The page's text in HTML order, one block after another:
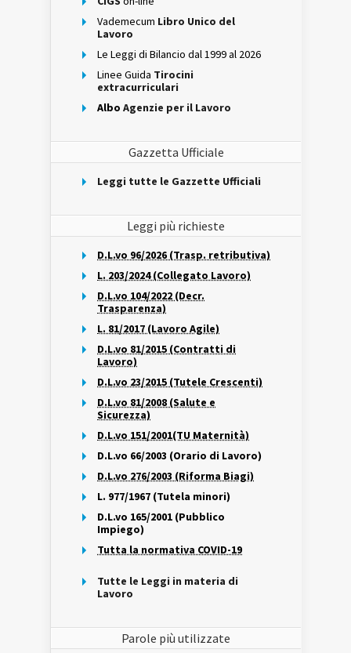
Vademecum Libro Unico del
Lavoro
Le Leggi di Bilancio dal 1999 al 2026
Linee Guida Tirocini
extracurriculari
Albo Agenzie per il Lavoro
Gazzetta Ufficiale
Leggi tutte le Gazzette Ufficiali
Leggi più richieste
D.L.vo 96/2026 (Trasp. retributiva)
L. 203/2024 (Collegato Lavoro)
D.L.vo 104/2022 (Decr.
Trasparenza)
L. 81/2017 (Lavoro Agile)
D.L.vo 81/2015 (Contratti di
Lavoro)
D.L.vo 23/2015 (Tutele Crescenti)
D.L.vo 81/2008 (Salute e
Sicurezza)
D.L.vo 151/2001(TU Maternità)
D.L.vo 66/2003 (Orario di Lavoro)
D.L.vo 276/2003 (Riforma Biagi)
L. 977/1967 (Tutela minori)
D.L.vo 165/2001 (Pubblico
Impiego)
Tutta la normativa COVID-19
Tutte le Leggi in materia di
Lavoro
Parole più utilizzate